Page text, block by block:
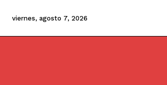
viernes, agosto 7, 2026